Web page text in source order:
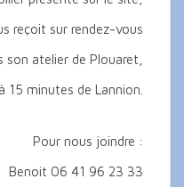
reçoit sur rendez-vous
son atelier de Plouaret,
à 15 minutes de Lannion.
Pour nous joindre :
Benoit 06 41 96 23 33